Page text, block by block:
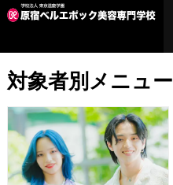
対象者別メニュー